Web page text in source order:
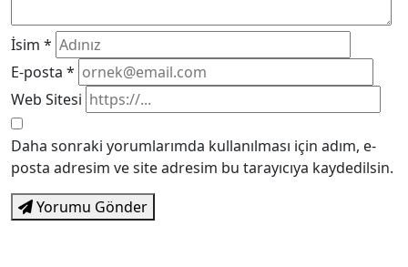
İsim *
E-posta *
Web Sitesi
Daha sonraki yorumlarımda kullanılması için adım, e-
posta adresim ve site adresim bu tarayıcıya kaydedilsin.
Yorumu Gönder